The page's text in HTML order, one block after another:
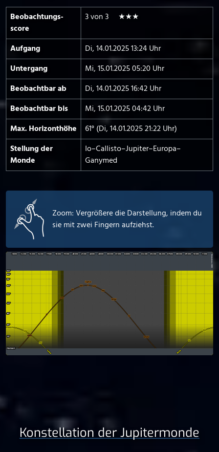
Beobachtungs­
score
3 von 3 ★★★
Aufgang
Di, 14.01.2025 13:24 Uhr
Untergang
Mi, 15.01.2025 05:20 Uhr
Beobachtbar ab
Di, 14.01.2025 16:42 Uhr
Beobachtbar bis
Mi, 15.01.2025 04:42 Uhr
Max. Horizont­höhe
61° (Di, 14.01.2025 21:22 Uhr)
Stellung der
Monde
Io–Callisto–Jupiter–Europa–
Ganymed
Zoom: Vergrößere die Darstellung, indem du
sie mit zwei Fingern aufziehst.
Konstellation der Jupitermonde